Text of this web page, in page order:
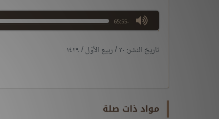
-65:55
max volume
تاريخ النشر: ٢٠ / ربيع الأوّل / ١٤٢٩
مواد ذات صلة